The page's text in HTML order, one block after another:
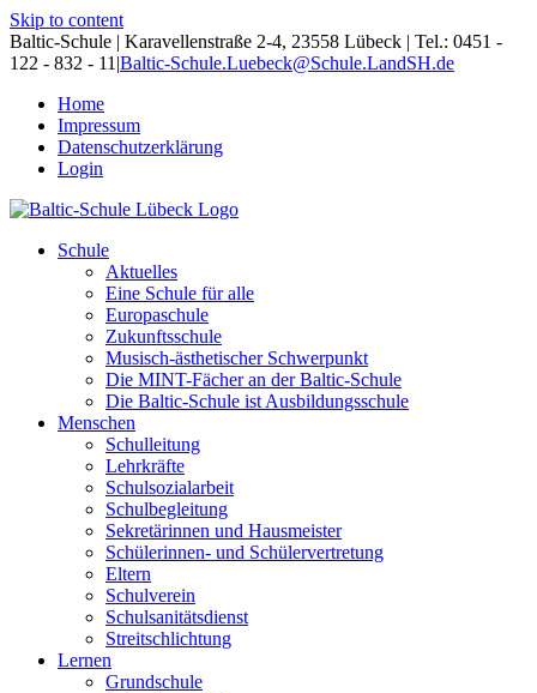
Skip to content
Baltic-Schule | Karavellenstraße 2-4, 23558 Lübeck | Tel.: 0451 -
122 - 832 - 11 |Baltic-Schule.Luebeck@Schule.LandSH.de
Home
Impressum
Datenschutzerklärung
Login
Schule
Aktuelles
Eine Schule für alle
Europaschule
Zukunftsschule
Musisch-ästhetischer Schwerpunkt
Die MINT-Fächer an der Baltic-Schule
Die Baltic-Schule ist Ausbildungsschule
Menschen
Schulleitung
Lehrkräfte
Schulsozialarbeit
Schulbegleitung
Sekretärinnen und Hausmeister
Schülerinnen- und Schülervertretung
Eltern
Schulverein
Schulsanitätsdienst
Streitschlichtung
Lernen
Grundschule